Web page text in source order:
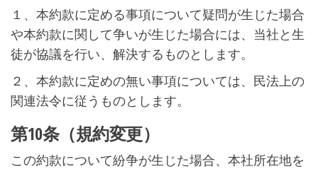
１、本約款に定める事項について疑問が生じた場合
や本約款に関して争いが生じた場合には、当社と生
徒が協議を行い、解決するものとします。
２、本約款に定めの無い事項については、民法上の
関連法令に従うものとします。
第10条（規約変更）
この約款について紛争が生じた場合、本社所在地を